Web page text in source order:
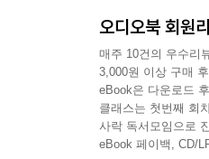
구독자가 100만
이 책은 지성인이
탄생에서부터
이르기까지 인류
소개, 책을 쓰게
오디오북 회원
매주 10건의 우수리
3,000원 이상 구매
eBook은 다운로드
클래스는 첫번째 회
사락 독서모임으로
eBook 페이백, CD/